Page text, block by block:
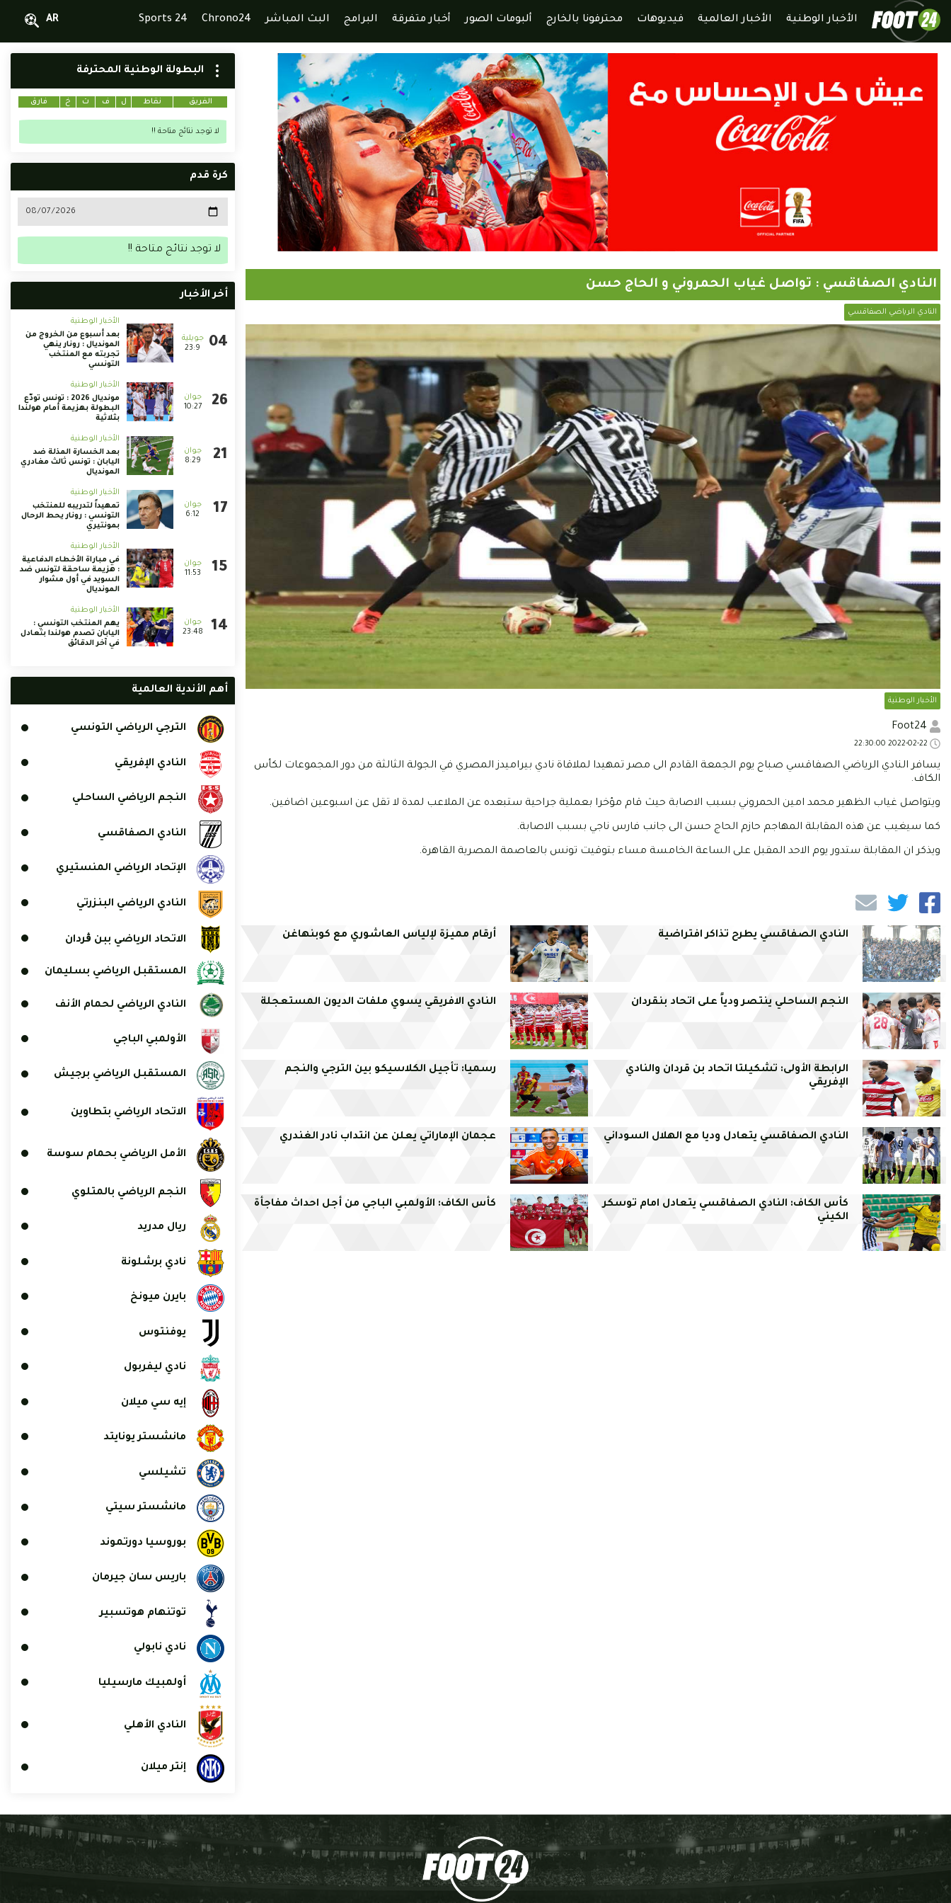
الأخبار الوطنية الأخبار العالمية فيديوهات محترفونا بالخارج ألبومات الصور أخبار متفرقة البرامج البث المباشر Chrono24
Sports 24
AR
النادي الصفاقسي : تواصل غياب الحمروني و الحاج حسن
النادي الرياضي الصفاقسي
الأخبار الوطنية
يسافر النادي الرياضي الصفاقسي صباح يوم الجمعة القادم الى مصر تمهيدا لملاقاة نادي بيراميدز المصري في الجولة الثالثة من دور المجموعات لكأس
الكاف.
ويتواصل غياب الظهير محمد امين الحمروني بسبب الاصابة حيث قام مؤخرا بعملية جراحية ستبعده عن الملاعب لمدة لا تقل عن اسبوعين اضافين.
كما سيغيب عن هذه المقابلة المهاجم حازم الحاج حسن الى جانب فارس ناجي بسبب الاصابة.
ويذكر ان المقابلة ستدور يوم الاحد المقبل على الساعة الخامسة مساء بتوقيت تونس بالعاصمة المصرية القاهرة.
النادي الصفاقسي يطرح تذاكر افتراضية أرقام مميزة لإلياس العاشوري مع كوبنهاغن
النجم الساحلي ينتصر ودياً على اتحاد بنقردان النادي الافريقي يسوي ملفات الديون المستعجلة
الرابطة الأولى: تشكيلتا اتحاد بن قردان والنادي
الإفريقي
رسميا: تأجيل الكلاسيكو بين الترجي والنجم
النادي الصفاقسي يتعادل وديا مع الهلال السوداني عجمان الإماراتي يعلن عن انتداب نادر الغندري
كأس الكاف: النادي الصفاقسي يتعادل امام توسكر
الكيني
كأس الكاف: الأولمبي الباجي من أجل احداث مفاجأة
البطولة الوطنية المحترفة
الفريق نقاط ل ف ت خ فارق
لا توجد نتائج متاحة !!
كرة قدم
لا توجد نتائج متاحة !!
أخر الأخبار
23:9
الأخبار الوطنية
بعد أسبوع من الخروج من
المونديال : رونار ينهي
تجربته مع المنتخب
التونسي
10:27
الأخبار الوطنية
مونديال 2026 : تونس تودّع
البطولة بهزيمة أمام هولندا
بثلاثية
8:29
الأخبار الوطنية
بعد الخسارة المذلة ضد
اليابان : تونس ثالث مغادري
المونديال
6:12
الأخبار الوطنية
تمهيداً لتدريبه للمنتخب
التونسي : رونار يحط الرحال
بمونتيري
11:53
الأخبار الوطنية
في مباراة الأخطاء الدفاعية
: هزيمة ساحقة لتونس ضد
السويد في أول مشوار
المونديال
23:48
الأخبار الوطنية
يهم المنتخب التونسي :
اليابان تصدم هولندا بتعادل
في آخر الدقائق
أهم الأندية العالمية
الترجي الرياضي التونسي
النادي الإفريقي
النجم الرياضي الساحلي
النادي الصفاقسي
الإتحاد الرياضي المنستيري
النادي الرياضي البنزرتي
الاتحاد الرياضي ببن ڨردان
المستقبل الرياضي بسليمان
النادي الرياضي لحمام الأنف
الأولمبي الباجي
المستقبل الرياضي برجيش
الاتحاد الرياضي بتطاوين
الأمل الرياضي بحمام سوسة
النجم الرياضي بالمتلوي
ريال مدريد
نادي برشلونة
بايرن ميونخ
يوفنتوس
نادي ليفربول
إيه سي ميلان
مانشستر يونايتد
تشيلسي
مانشستر سيتي
بوروسيا دورتموند
باريس سان جيرمان
توتنهام هوتسبير
نادي نابولي
أولمبيك مارسيليا
النادي الأهلي
إنتر ميلان